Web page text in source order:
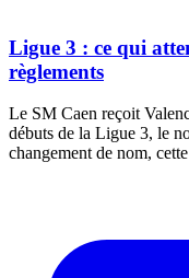
Ligue 3 : ce qui
règlements
Le SM Caen reçoit
débuts de la Ligue 3, le
changement de nom, cette